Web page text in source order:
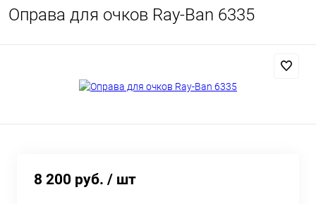
Оправа для очков Ray-Ban 6335
8 200 руб. / шт